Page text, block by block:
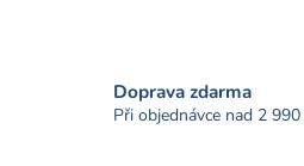
Doprava zdarma
Při objednávce nad 2